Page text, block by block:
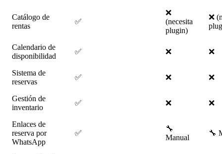
Catálogo de
rentas
✅
❌
(necesita
plugin)
❌
Calendario de
disponibilidad
✅ ❌ ❌
Sistema de
reservas
✅ ❌ ❌
Gestión de
inventario
✅ ❌ ❌
Enlaces de
reserva por
WhatsApp
✅
🔧
Manual
🔧